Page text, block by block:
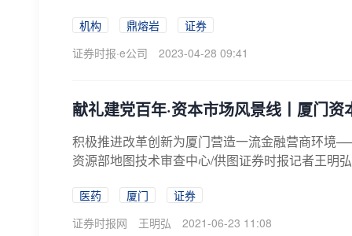
机构 鼎熔岩
证券
证券时报·e公司
2023-04-28 09:41
献礼建党百年·资本市场风景线丨厦门
积极推进改革创新为厦门营造一流金融营商环境
资源部地图技术审查中心/供图证券时报记者王明
医药 厦门
证券
证券时报网
王明弘 2021-06-23 11:08